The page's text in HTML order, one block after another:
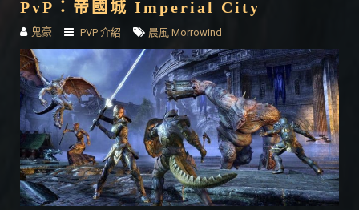
PvP：帝國城 Imperial City
鬼豪 PVP 介紹 晨風 Morrowind